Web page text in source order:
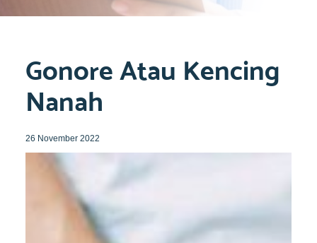
Gonore Atau Kencing
Nanah
26 November 2022